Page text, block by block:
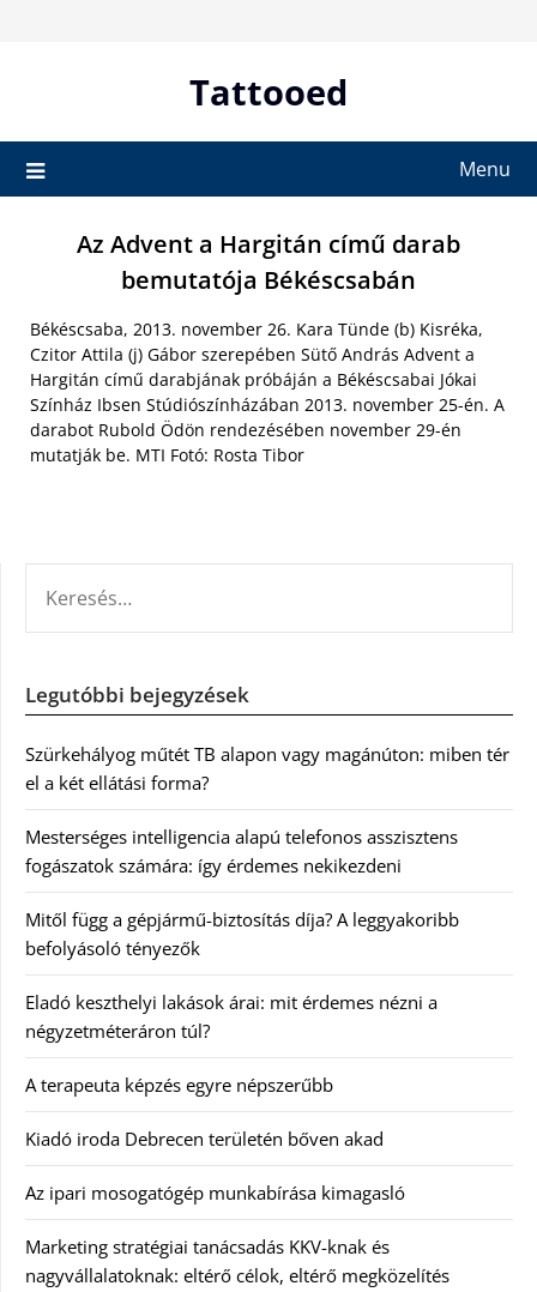
Tattooed
Menu
Az Advent a Hargitán című darab
bemutatója Békéscsabán
Békéscsaba, 2013. november 26. Kara Tünde (b) Kisréka,
Czitor Attila (j) Gábor szerepében Sütő András Advent a
Hargitán című darabjának próbáján a Békéscsabai Jókai
Színház Ibsen Stúdiószínházában 2013. november 25-én. A
darabot Rubold Ödön rendezésében november 29-én
mutatják be. MTI Fotó: Rosta Tibor
Legutóbbi bejegyzések
Szürkehályog műtét TB alapon vagy magánúton: miben tér
el a két ellátási forma?
Mesterséges intelligencia alapú telefonos asszisztens
fogászatok számára: így érdemes nekikezdeni
Mitől függ a gépjármű-biztosítás díja? A leggyakoribb
befolyásoló tényezők
Eladó keszthelyi lakások árai: mit érdemes nézni a
négyzetméteráron túl?
A terapeuta képzés egyre népszerűbb
Kiadó iroda Debrecen területén bőven akad
Az ipari mosogatógép munkabírása kimagasló
Marketing stratégiai tanácsadás KKV-knak és
nagyvállalatoknak: eltérő célok, eltérő megközelítés